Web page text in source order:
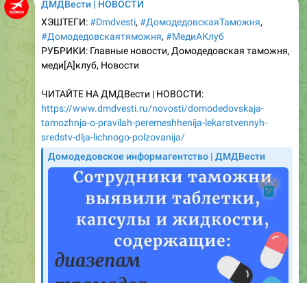
#Домодедовскаятяможня
РУБРИКИ: Главные новости, Домодедовская таможня,
меди[A]клуб, Новости
ЧИТАЙТЕ НА ДМДВести | НОВОСТИ:
tamozhnja-o-pravilah-peremeshhenija-lekarstvennyh-
sredstv-dlja-lichnogo-polzovanija/
Домодедовское информагентство | ДМДВести